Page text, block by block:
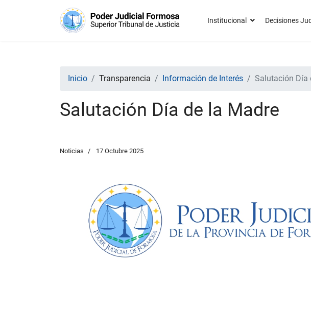
Institucional Decisiones
Inicio Transparencia Información de Interés Salutación Día
Salutación Día de la Madre
Noticias 17 Octubre 2025